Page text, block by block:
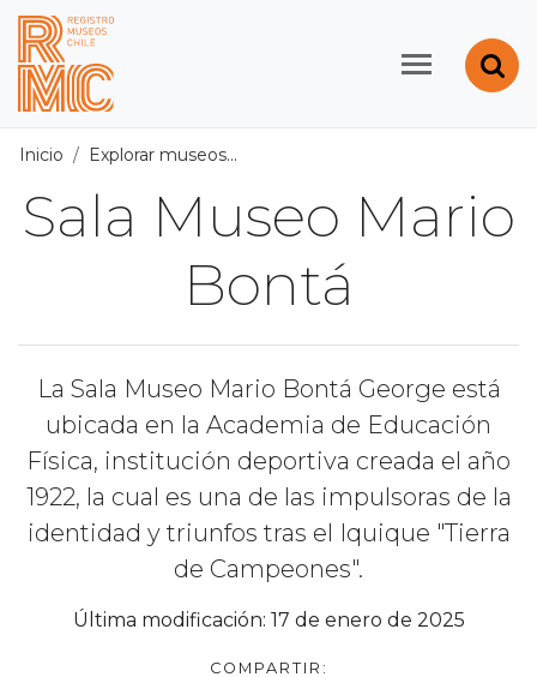
Contenido principal
Registro de Museos
Inicio Explorar museos
Sala Museo Mario
Bontá
La Sala Museo Mario Bontá George está
ubicada en la Academia de Educación
Física, institución deportiva creada el año
1922, la cual es una de las impulsoras de la
identidad y triunfos tras el Iquique "Tierra
de Campeones".
Última modificación: 17 de enero de 2025